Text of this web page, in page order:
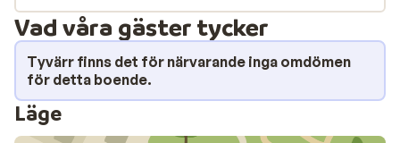
Vad våra gäster tycker
Tyvärr finns det för närvarande inga omdömen
för detta boende.
Läge